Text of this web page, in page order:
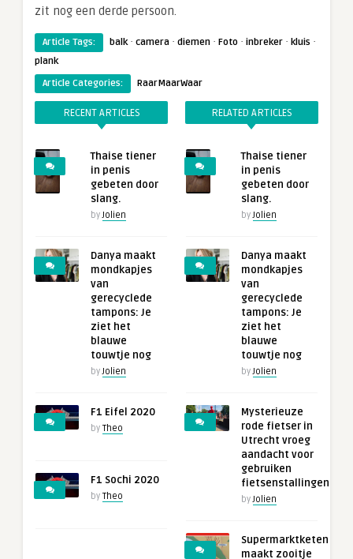
zit nog een derde persoon.
Article Tags: balk· camera · diemen · Foto · inbreker · kluis ·
plank
Article Categories:
RaarMaarWaar
RECENT ARTICLES
Thaise tiener
in penis
gebeten door
slang.
byJolien
Danya maakt
mondkapjes
van
gerecyclede
tampons: Je
ziet het
blauwe
touwtje nog
byJolien
F1 Eifel 2020
by Theo
F1 Sochi 2020
by Theo
RELATED ARTICLES
Thaise tiener
in penis
gebeten door
slang.
byJolien
Danya maakt
mondkapjes
van
gerecyclede
tampons: Je
ziet het
blauwe
touwtje nog
byJolien
Mysterieuze
rode fietser in
Utrecht vroeg
aandacht voor
gebruiken
fietsenstallingen
byJolien
Supermarktketen
maakt zooitje